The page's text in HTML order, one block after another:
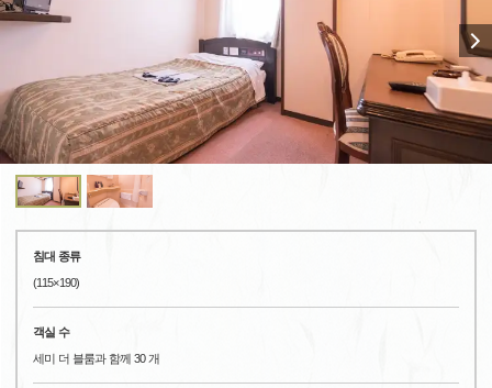
침대 종류
(115×190)
객실 수
세미 더 블룸과 함께 30 개